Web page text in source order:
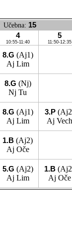
Učebna: 15
4
10:55-11:40
5
11:50-12:35
8.G (Aj1)
Aj Lim
8.G (Nj)
Nj Tu
8.G (Aj1)
Aj Lim
3.P
Aj Vech
1.B (Aj2)
Aj Oče
5.G (Aj2)
Aj Lim
1.B
Aj Oče